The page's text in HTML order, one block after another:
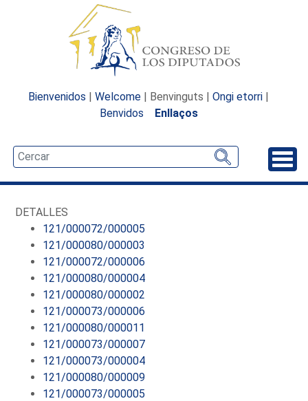
Bienvenidos | Welcome | Benvinguts | Ongi etorri |
Benvidos
Enllaços
DETALLES
121/000072/000005
121/000080/000003
121/000072/000006
121/000080/000004
121/000080/000002
121/000073/000006
121/000080/000011
121/000073/000007
121/000073/000004
121/000080/000009
121/000073/000005